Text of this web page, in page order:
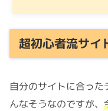
超初心者流サイ
自分のサイトに合っ
んなそうなのですが、